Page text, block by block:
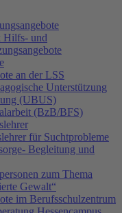
Hilfs- und
an der LSS
Unterstützung
(UBUS)
(BzB/BFS)
für Suchtprobleme
Begleitung und
zum Thema
Gewalt“
im Berufsschulzentrum